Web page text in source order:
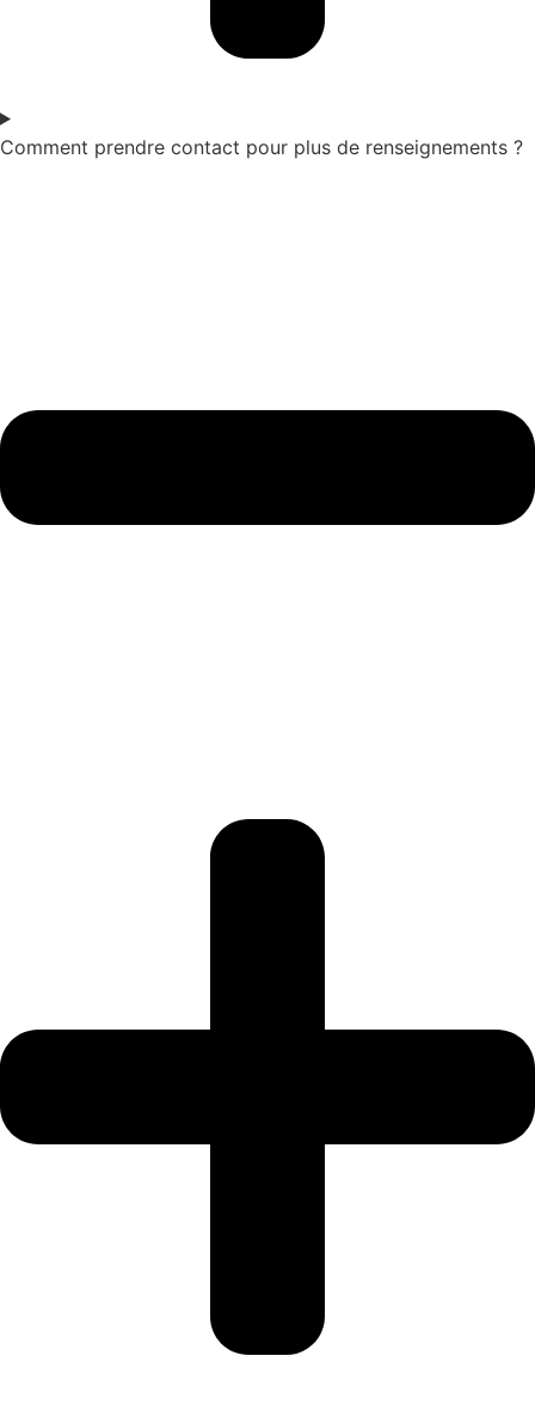
Comment prendre contact pour plus de renseignements ?